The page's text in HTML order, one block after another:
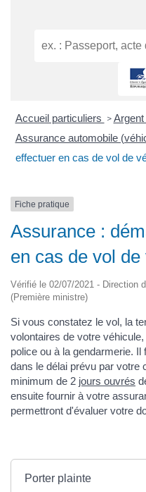
Accueil particuliers >
Assurance automobile
effectuer en cas de vol de
Fiche pratique
Assurance :
en cas de vol
Vérifié le 02/07/2021 - Direction
(Première ministre)
Si vous constatez le vol, la
volontaires de votre
police ou à la gendarmerie.
dans le délai prévu par votre
minimum de 2 jours ouvrés
ensuite fournir à votre
permettront d'évaluer votre
Porter plainte